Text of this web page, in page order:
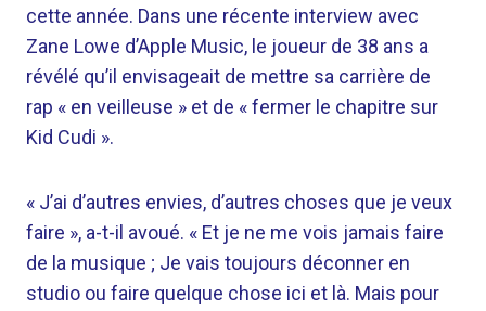
cette année. Dans une récente interview avec
Zane Lowe d’Apple Music, le joueur de 38 ans a
révélé qu’il envisageait de mettre sa carrière de
rap « en veilleuse » et de « fermer le chapitre sur
Kid Cudi ».
« J’ai d’autres envies, d’autres choses que je veux
faire », a-t-il avoué. « Et je ne me vois jamais faire
de la musique ; Je vais toujours déconner en
studio ou faire quelque chose ici et là. Mais pour